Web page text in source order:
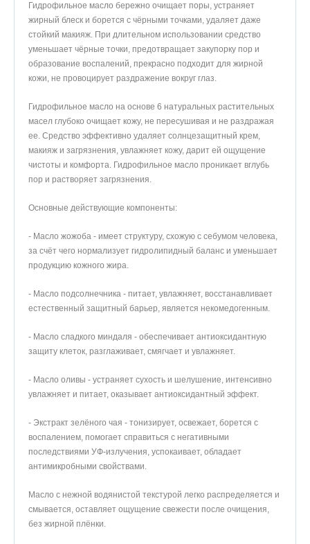
Гидрофильное масло бережно очищает поры, устраняет
жирный блеск и борется с чёрными точками, удаляет даже
стойкий макияж. При длительном использовании средство
уменьшает чёрные точки, предотвращает закупорку пор и
образование воспалений, прекрасно подходит для жирной
кожи, не провоцирует раздражение вокруг глаз.
Гидрофильное масло на основе 6 натуральных растительных
масел глубоко очищает кожу, не пересушивая и не раздражая
ее. Средство эффективно удаляет солнцезащитный крем,
макияж и загрязнения, увлажняет кожу, дарит ей ощущение
чистоты и комфорта. Гидрофильное масло проникает вглубь
пор и растворяет загрязнения.
Основные действующие компоненты:
- Масло жожоба - имеет структуру, схожую с себумом человека,
за счёт чего нормализует гидролипидный баланс и уменьшает
продукцию кожного жира.
- Масло подсолнечника - питает, увлажняет, восстанавливает
естественный защитный барьер, является некомедогенным.
- Масло сладкого миндаля - обеспечивает антиоксидантную
защиту клеток, разглаживает, смягчает и увлажняет.
- Масло оливы - устраняет сухость и шелушение, интенсивно
увлажняет и питает, оказывает антиоксидантный эффект.
- Экстракт зелёного чая - тонизирует, освежает, борется с
воспалением, помогает справиться с негативными
последствиями УФ-излучения, успокаивает, обладает
антимикробными свойствами.
Масло с нежной водянистой текстурой легко распределяется и
смывается, оставляет ощущение свежести после очищения,
без жирной плёнки.